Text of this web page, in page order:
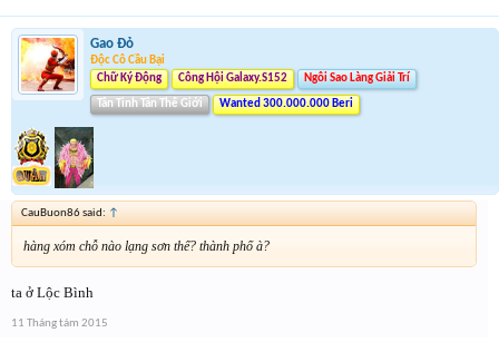
Gao Đỏ
Độc Cô Cầu Bại
Chữ Ký Động
Công Hội Galaxy.S152 Ngôi Sao Làng Giải Trí
Tân Tinh Tân Thế Giới Wanted 300.000.000 Beri
CauBuon86 said: ↑
hàng xóm chỗ nào lạng sơn thế? thành phố à?
ta ở Lộc Bình
11 Tháng tám 2015